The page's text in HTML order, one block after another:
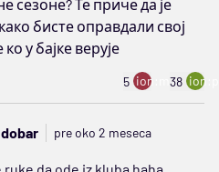
сезоне? Те приче да је
бисте оправдали свој
у бајке верује
5 ion:minus
38
pre oko 2 meseca